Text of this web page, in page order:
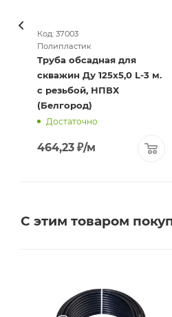
Код: 37003
Полипластик
Труба обсадная для
скважин Ду 125х5,0 L-3 м.
с резьбой, НПВХ
(Белгород)
Достаточно
464,23 ₽/м
С этим товаром